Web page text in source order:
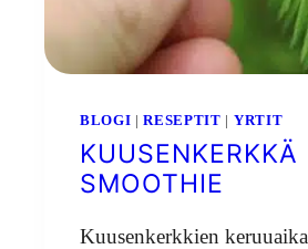
BLOGI |RESEPTIT | YRTIT
KUUSENKERKKÄ
SMOOTHIE
Kuusenkerkkien